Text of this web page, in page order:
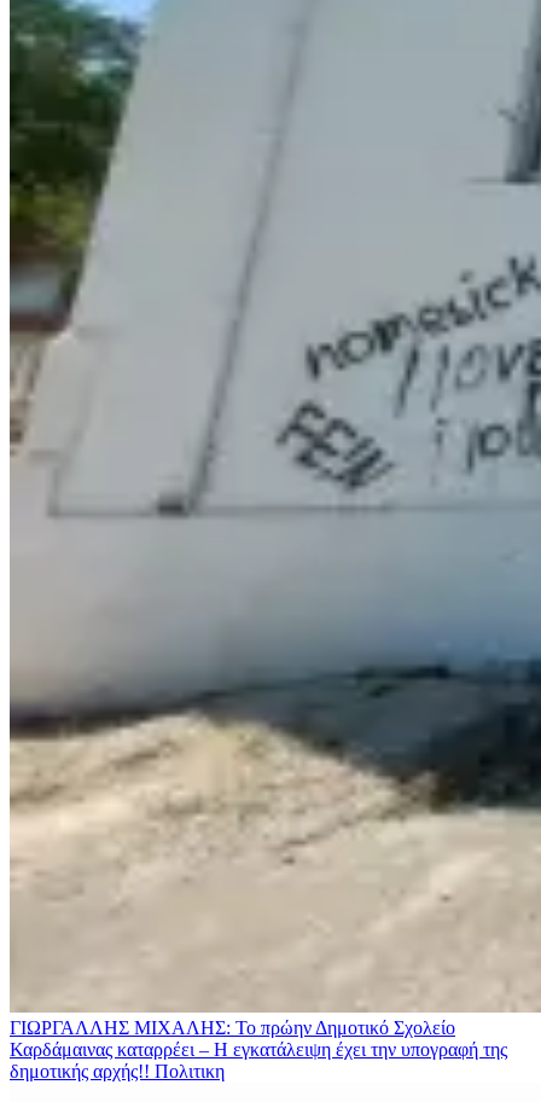
ΓΙΩΡΓΑΛΛΗΣ ΜΙΧΑΛΗΣ: Το πρώην Δημοτικό Σχολείο
Καρδάμαινας καταρρέει – Η εγκατάλειψη έχει την υπογραφή της
δημοτικής αρχής!! Πολιτικη